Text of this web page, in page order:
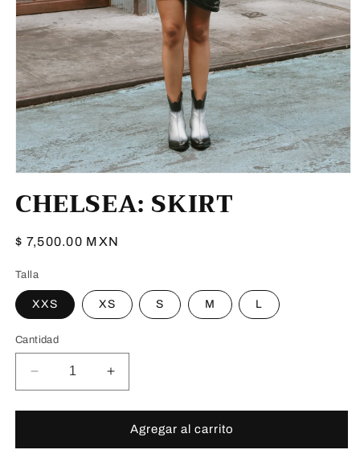
multimedia
1
una
ventana
CHELSEA: SKIRT
Precio
$ 7,500.00 MXN
Talla
XXS XS S M L
Cantidad
Reducir
cantidad
para
SKIRT
Aumentar
cantidad
para
CHELSEA:
SKIRT
Agregar al carrito